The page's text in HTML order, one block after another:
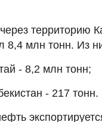
территорию
8,4 млн тонн. Из
- 8,2 млн тонн;
- 217 тонн.